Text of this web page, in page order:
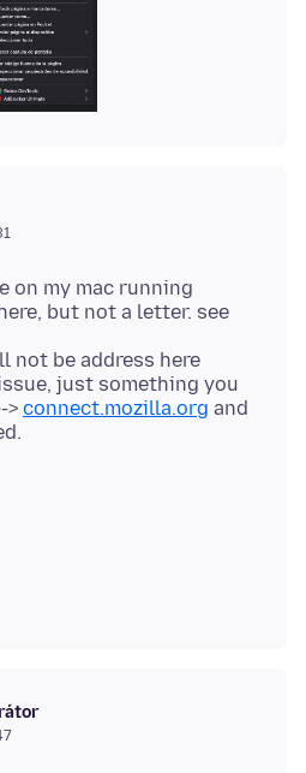
on my mac running
but not a letter. see
not be address here
just something you
> connect.mozilla.org and